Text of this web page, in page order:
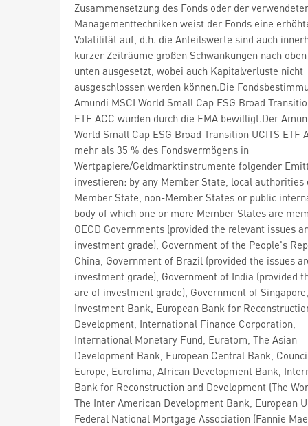
Zusammensetzung des Fonds oder der
Managementtechniken weist der Fonds eine
Volatilität auf, d.h. die Anteilswerte sind auch
kurzer Zeiträume großen Schwankungen nach
unten ausgesetzt, wobei auch Kapitalverluste nicht
ausgeschlossen werden können.Die
Amundi MSCI World Small Cap ESG Broad
ETF ACC wurden durch die FMA bewilligt.Der
World Small Cap ESG Broad Transition UCITS ETF
mehr als 35 % des Fondsvermögens in
Wertpapiere/Geldmarktinstrumente folgender
investieren: by any Member State, local authorities
Member State, non-Member States or public
body of which one or more Member States are
OECD Governments (provided the relevant issues
investment grade), Government of the People's
China, Government of Brazil (provided the issues
investment grade), Government of India (provided
are of investment grade), Government of
Investment Bank, European Bank for
Development, International Finance Corporation,
International Monetary Fund, Euratom, The Asian
Development Bank, European Central Bank,
Europe, Eurofima, African Development Bank,
Bank for Reconstruction and Development (The
The Inter American Development Bank, European
Federal National Mortgage Association (Fannie